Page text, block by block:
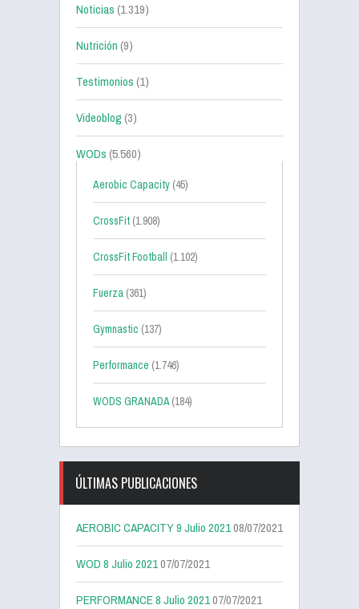
Noticias(1.319)
Nutrición(9)
Testimonios(1)
Videoblog(3)
WODs(5.560)
Aerobic Capacity (45)
CrossFit (1.908)
CrossFit Football (1.102)
Fuerza (361)
Gymnastic (137)
Performance (1.746)
WODS GRANADA(184)
ÚLTIMAS PUBLICACIONES
AEROBIC CAPACITY 9 Julio 202108/07/2021
WOD 8 Julio 202107/07/2021
PERFORMANCE 8 Julio 202107/07/2021